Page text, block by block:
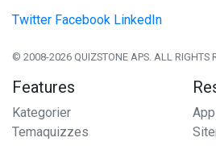
Twitter Facebook LinkedIn
© 2008-2026 QUIZSTONE APS. ALL RIGHTS
Features
Kategorier
Temaquizzes